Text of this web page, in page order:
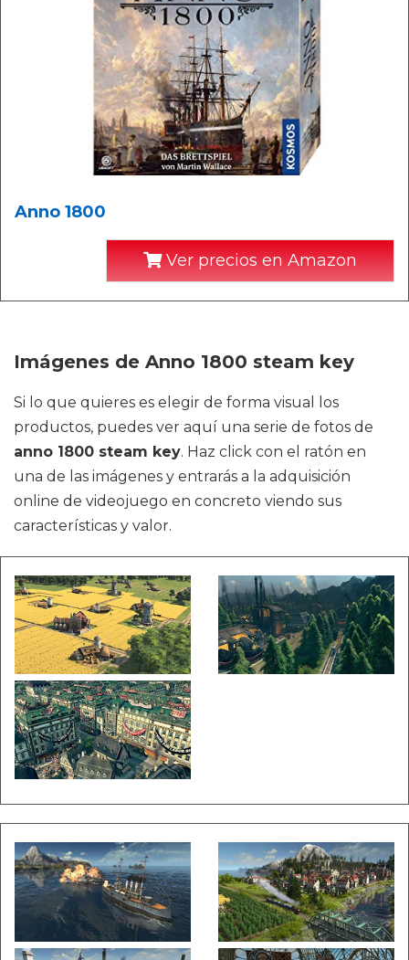
Anno 1800
Ver precios en Amazon
Imágenes de Anno 1800 steam key
Si lo que quieres es elegir de forma visual los
productos, puedes ver aquí una serie de fotos de
anno 1800 steam key. Haz click con el ratón en
una de las imágenes y entrarás a la adquisición
online de videojuego en concreto viendo sus
características y valor.